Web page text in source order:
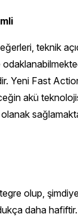
teknik
Yeni Fast
akü
olup,
daha hafiftir.